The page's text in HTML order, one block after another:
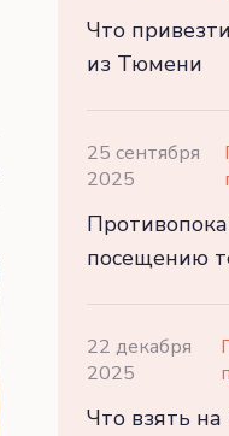
Что
из Тюмени
25 сентября
2025
посещению
22 декабря
2025
Что взять